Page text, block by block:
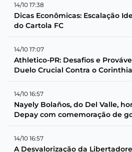
14/10 17:38
Dicas Econômicas: Escalação
do Cartola FC
14/10 17:07
Athletico-PR: Desafios e
Duelo Crucial Contra o
14/10 16:57
Nayely Bolaños, do Del Valle,
Depay com comemoração de
14/10 16:57
A Desvalorização da